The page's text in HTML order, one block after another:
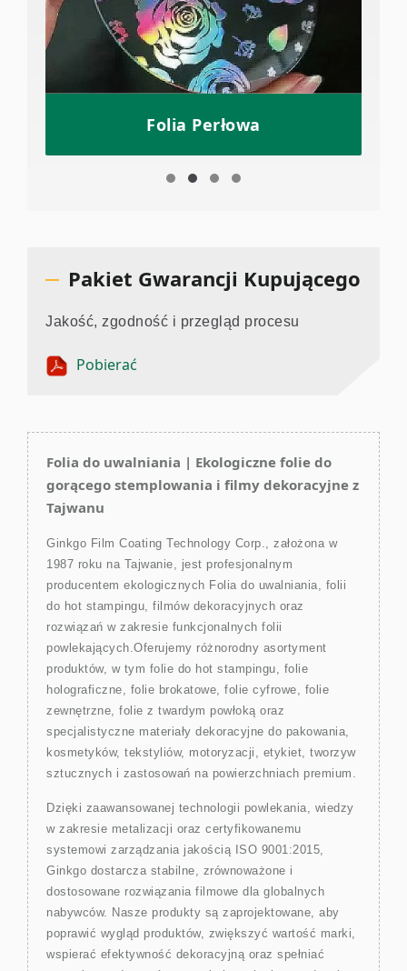
Folia Perłowa
Pakiet Gwarancji Kupującego
Jakość, zgodność i przegląd procesu
Pobierać
Folia do uwalniania | Ekologiczne folie do
gorącego stemplowania i filmy dekoracyjne z
Tajwanu
Ginkgo Film Coating Technology Corp., założona w
1987 roku na Tajwanie, jest profesjonalnym
producentem ekologicznych Folia do uwalniania, folii
do hot stampingu, filmów dekoracyjnych oraz
rozwiązań w zakresie funkcjonalnych folii
powlekających.Oferujemy różnorodny asortyment
produktów, w tym folie do hot stampingu, folie
holograficzne, folie brokatowe, folie cyfrowe, folie
zewnętrzne, folie z twardym powłoką oraz
specjalistyczne materiały dekoracyjne do pakowania,
kosmetyków, tekstyliów, motoryzacji, etykiet, tworzyw
sztucznych i zastosowań na powierzchniach premium.
Dzięki zaawansowanej technologii powlekania, wiedzy
w zakresie metalizacji oraz certyfikowanemu
systemowi zarządzania jakością ISO 9001:2015,
Ginkgo dostarcza stabilne, zrównoważone i
dostosowane rozwiązania filmowe dla globalnych
nabywców. Nasze produkty są zaprojektowane, aby
poprawić wygląd produktów, zwiększyć wartość marki,
wspierać efektywność dekoracyjną oraz spełniać